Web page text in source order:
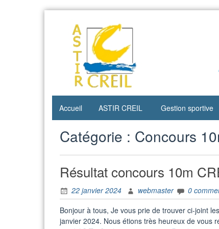
Accueil ASTIR CREIL Gestion sportive
Catégorie : Concours
Résultat concours 10m
22 janvier 2024 webmaster
0
Bonjour à tous, Je vous prie de trouver ci-joint
janvier 2024. Nous étions très heureux de vous